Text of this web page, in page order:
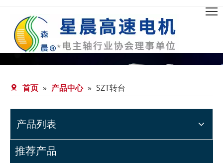
首页 » 产品中心 » SZT转台
产品列表
推荐产品